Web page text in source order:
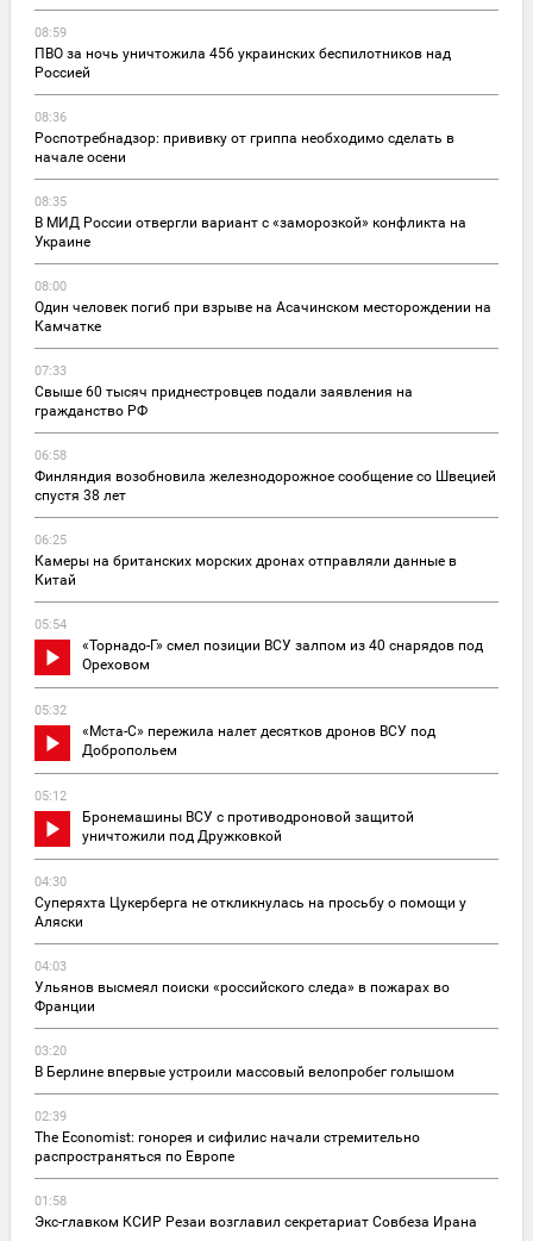
08:59
ПВО за ночь уничтожила 456 украинских беспилотников над
Россией
08:36
Роспотребнадзор: прививку от гриппа необходимо сделать в
начале осени
08:35
В МИД России отвергли вариант с «заморозкой» конфликта на
Украине
08:00
Один человек погиб при взрыве на Асачинском месторождении на
Камчатке
07:33
Свыше 60 тысяч приднестровцев подали заявления на
гражданство РФ
06:58
Финляндия возобновила железнодорожное сообщение со Швецией
спустя 38 лет
06:25
Камеры на британских морских дронах отправляли данные в
Китай
05:54
«Торнадо-Г» смел позиции ВСУ залпом из 40 снарядов под
Ореховом
05:32
«Мста-С» пережила налет десятков дронов ВСУ под
Добропольем
05:12
Бронемашины ВСУ с противодроновой защитой
уничтожили под Дружковкой
04:30
Суперяхта Цукерберга не откликнулась на просьбу о помощи у
Аляски
04:03
Ульянов высмеял поиски «российского следа» в пожарах во
Франции
03:20
В Берлине впервые устроили массовый велопробег голышом
02:39
The Economist: гонорея и сифилис начали стремительно
распространяться по Европе
01:58
Экс-главком КСИР Резаи возглавил секретариат Совбеза Ирана